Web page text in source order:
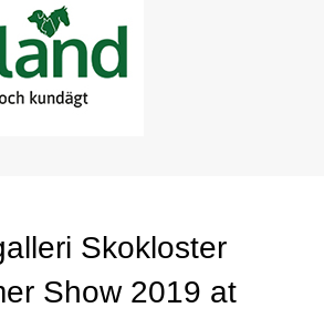
Skokloster
Show 2019 at